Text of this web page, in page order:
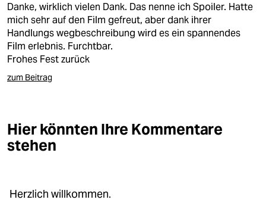
Danke, wirklich vielen Dank. Das nenne ich Spoiler. Hatte
mich sehr auf den Film gefreut, aber dank ihrer
Handlungs wegbeschreibung wird es ein spannendes
Film erlebnis. Furchtbar.
Frohes Fest zurück
zum Beitrag
Hier könnten Ihre Kommentare
stehen
Herzlich willkommen.